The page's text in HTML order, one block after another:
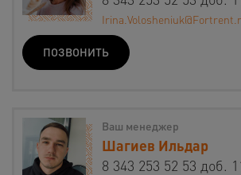
ПОЗВОНИТЬ
Ваш менеджер
Шагиев Ильдар
8 343 253 52 53 доб.